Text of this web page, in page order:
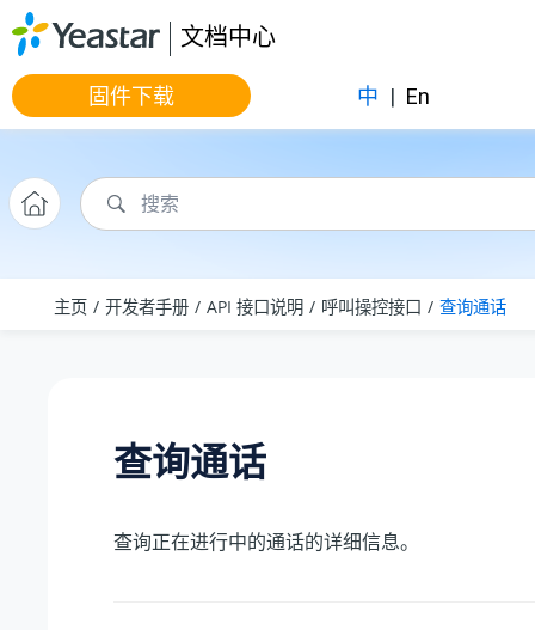
跳转到主要内容
文档中心
固件下载 中 | En
主页 开发者手册 API 接口说明 呼叫操控接口 查询通话
查询通话
查询正在进行中的通话的详细信息。